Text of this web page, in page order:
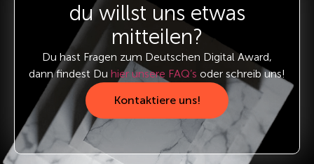
du willst uns etwas
mitteilen?
Du hast Fragen zum Deutschen Digital Award,
dann findest Du hier unsere FAQ’s oder schreib uns!
Kontaktiere uns!